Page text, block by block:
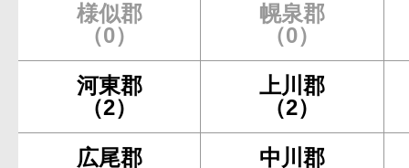
様似郡
（0）
幌泉郡
（0）
河東郡
（2）
上川郡
（2）
広尾郡
中川郡